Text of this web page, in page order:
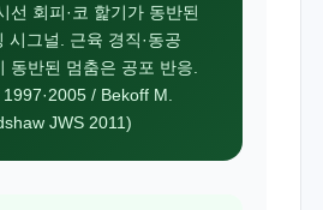
선 회피·코 핥기가 동반된
시그널. 근육 경직·동공
동반된 멈춤은 공포 반응.
/ Bekoff M.
JWS 2011)